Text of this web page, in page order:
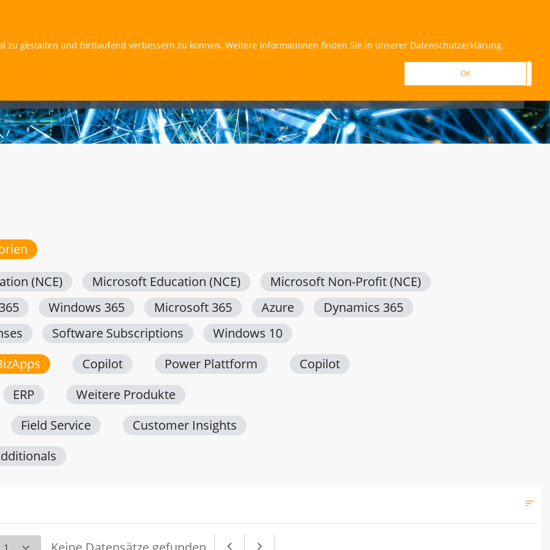
Field Service Customer Insights
ERP Weitere Produkte
Copilot Power Plattform Copilot
(NCE) Microsoft Education (NCE)
Microsoft Non-Profit (NCE)
Windows 365 Microsoft 365 Azure
Dynamics 365
Software Subscriptions Windows 10
sort
navigate_before navigate_next
zu gestalten und fortlaufend verbessern zu können. Weitere Informationen finden Sie in unserer Datenschutzerklärung.
OK